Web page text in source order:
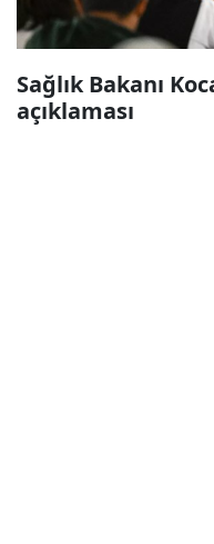
Sağlık Bakanı
açıklaması